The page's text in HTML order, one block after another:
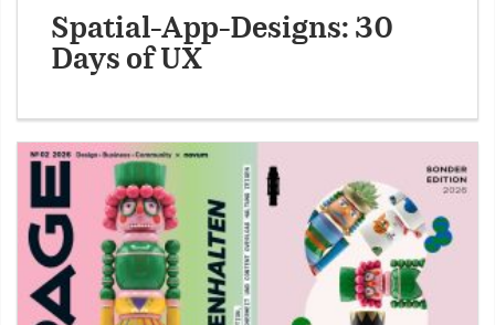
Spatial-App-Designs: 30
Days of UX